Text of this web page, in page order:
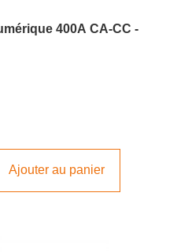
400A CA-CC -
Ajouter au panier